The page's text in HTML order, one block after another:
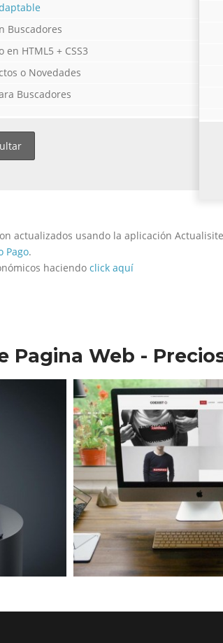
Buscadores
HTML5 + CSS3
o Novedades
Buscadores
actualizados usando la aplicación
Pago.
haciendo click aquí
Pagina Web -
Diseño Web para